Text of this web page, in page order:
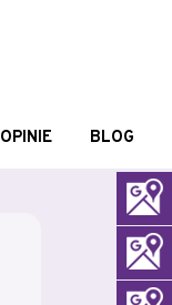
OPINIE
BLOG